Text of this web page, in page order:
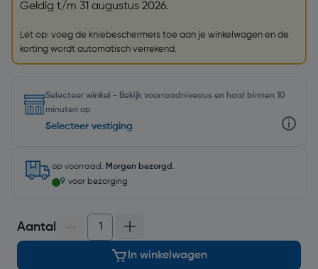
Geldig t/m 31 augustus 2026.
Let op: voeg de kniebeschermers toe aan je winkelwagen en de
korting wordt automatisch verrekend.
Selecteer winkel - Bekijk voorraadniveaus en haal binnen 10
minuten op
Selecteer vestiging
op voorraad. Morgen bezorgd .
9 voor bezorging
Aantal
In winkelwagen